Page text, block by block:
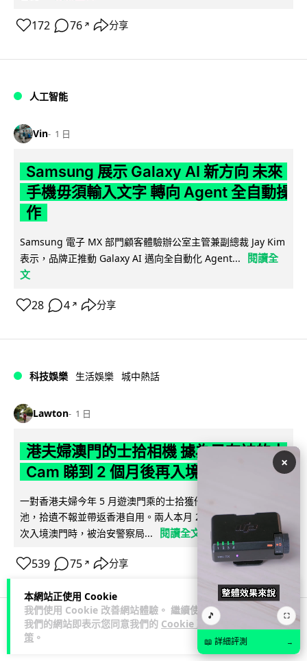
本網站正使用 Cookie
我們使用 Cookie 改善網站體驗。 繼續使用
我們的網站即表示您同意我們的 Cookie 政
策 。
172 76 ↗ 分享
人工智能
Vin 1 日
Samsung 展示 Galaxy AI 新方向 未來
手機毋須輸入文字 轉向 Agent 全自動操
作
Samsung 電子 MX 部門顧客體驗辦公室主管兼副總裁 Jay Kim
表示，品牌正推動 Galaxy AI 邁向全自動化 Agent...
閱讀全
文
28 4 ↗ 分享
科技娛樂 生活娛樂 城中熱話
Lawton 1 日
港夫婦澳門的士拾相機 據為己有被的士
Cam 睇到 2 個月後再入境被捕
一對香港夫婦今年 5 月遊澳門乘的士拾獲他人遺留相機及電
池，拾遺不報並帶返香港自用。兩人本月 2 日經港珠澳大橋再
次入境澳門時，被治安警察局...
閱讀全文
539 75 ↗ 分享
3C科技
×
🎵 ⛶
📖 詳細評測 →